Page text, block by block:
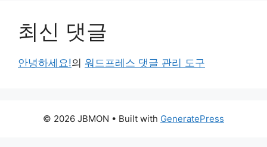
최신 댓글
안녕하세요!의 워드프레스 댓글 관리 도구
© 2026 JBMON • Built with GeneratePress